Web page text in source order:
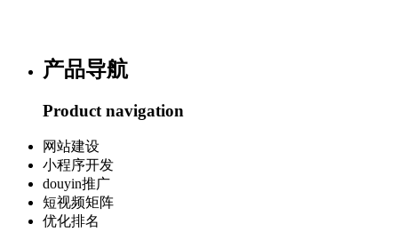
产品导航
Product navigation
网站建设
小程序开发
douyin推广
短视频矩阵
优化排名